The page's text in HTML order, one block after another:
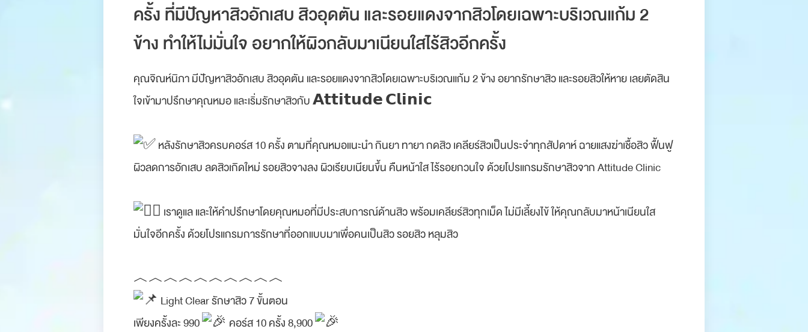
ครั้ง ที่มีปัญหาสิวอักเสบ สิวอุดตัน และรอยแดงจากสิวโดยเฉพาะบริเวณแก้ม 2
ข้าง ทำให้ไม่มั่นใจ อยากให้ผิวกลับมาเนียนใสไร้สิวอีกครั้ง
คุณจิณห์นิภา มีปัญหาสิวอักเสบ สิวอุดตัน และรอยแดงจากสิวโดยเฉพาะบริเวณแก้ม 2 ข้าง อยากรักษาสิว และรอยสิวให้หาย เลยตัดสิน
ใจเข้ามาปรึกษาคุณหมอ และเริ่มรักษาสิวกับ 𝗔𝘁𝘁𝗶𝘁𝘂𝗱𝗲 𝗖𝗹𝗶𝗻𝗶𝗰
หลังรักษาสิวครบคอร์ส 10 ครั้ง ตามที่คุณหมอแนะนำ กินยา ทายา กดสิว เคลียร์สิวเป็นประจำทุกสัปดาห์ ฉายแสงฆ่าเชื้อสิว ฟื้นฟู
ผิวลดการอักเสบ ลดสิวเกิดใหม่ รอยสิวจางลง ผิวเรียบเนียนขึ้น คืนหน้าใส ไร้รอยกวนใจ ด้วยโปรแกรมรักษาสิวจาก Attitude Clinic
เราดูแล และให้คำปรึกษาโดยคุณหมอที่มีประสบการณ์ด้านสิว พร้อมเคลียร์สิวทุกเม็ด ไม่มีเลี้ยงไข้ ให้คุณกลับมาหน้าเนียนใส
มั่นใจอีกครั้ง ด้วยโปรแกรมการรักษาที่ออกแบบมาเพื่อคนเป็นสิว รอยสิว หลุมสิว
︿︿︿︿︿︿︿︿︿︿
Light Clear รักษาสิว 7 ขั้นตอน
เพียงครั้งละ 990
คอร์ส 10 ครั้ง 8,900